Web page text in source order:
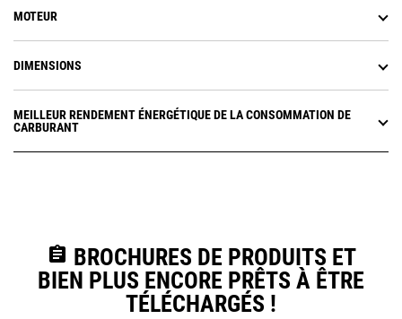
MOTEUR
DIMENSIONS
MEILLEUR RENDEMENT ÉNERGÉTIQUE DE LA CONSOMMATION DE
CARBURANT
assignment BROCHURES DE PRODUITS ET
BIEN PLUS ENCORE PRÊTS À ÊTRE
TÉLÉCHARGÉS !